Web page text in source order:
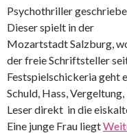
Psychothriller
Dieser spielt in der
Mozartstadt Salzburg,
der freie Schriftsteller
Festspielschickeria geht
Schuld, Hass,
Leser direkt in die
Eine junge Frau liegt